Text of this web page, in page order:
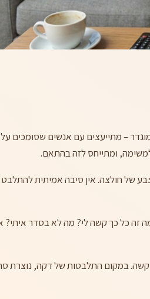
– מתייעצים עם אנשים שסומכים
למשימה, ומתייחס לזה בהתאם.
חולצה. אין סיבה אמיתית להתלבט
כל כך קשה לי? מה לא בסדר איתי?
במקום התלבטות של דקה, נוצרת